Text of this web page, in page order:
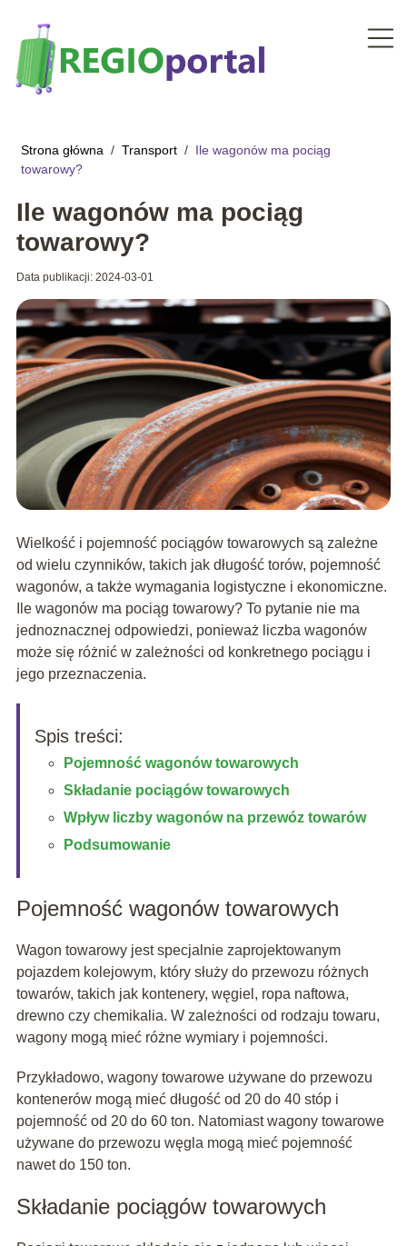
Strona główna / Transport / Ile wagonów ma pociąg
towarowy?
Ile wagonów ma pociąg
towarowy?
Data publikacji: 2024-03-01
Wielkość i pojemność pociągów towarowych są zależne
od wielu czynników, takich jak długość torów, pojemność
wagonów, a także wymagania logistyczne i ekonomiczne.
Ile wagonów ma pociąg towarowy? To pytanie nie ma
jednoznacznej odpowiedzi, ponieważ liczba wagonów
może się różnić w zależności od konkretnego pociągu i
jego przeznaczenia.
Spis treści:
Pojemność wagonów towarowych
Składanie pociągów towarowych
Wpływ liczby wagonów na przewóz towarów
Podsumowanie
Pojemność wagonów towarowych
Wagon towarowy jest specjalnie zaprojektowanym
pojazdem kolejowym, który służy do przewozu różnych
towarów, takich jak kontenery, węgiel, ropa naftowa,
drewno czy chemikalia. W zależności od rodzaju towaru,
wagony mogą mieć różne wymiary i pojemności.
Przykładowo, wagony towarowe używane do przewozu
kontenerów mogą mieć długość od 20 do 40 stóp i
pojemność od 20 do 60 ton. Natomiast wagony towarowe
używane do przewozu węgla mogą mieć pojemność
nawet do 150 ton.
Składanie pociągów towarowych